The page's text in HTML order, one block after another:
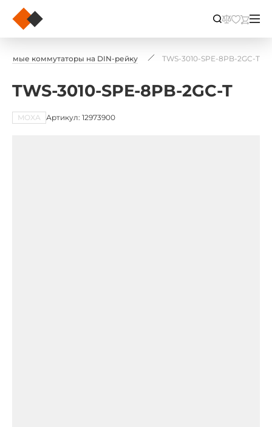
коммутаторы на DIN-рейку TWS-3010-SPE-8PB-2GC-T
TWS-3010-SPE-8PB-2GC-T
MOXA Артикул: 12973900